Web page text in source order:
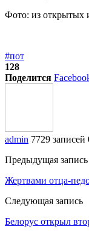
Фото: из открытых
#пот
128
Поделится
admin 7729 записей
Предыдущая запись
Жертвами отца-
Следующая запись
Белорус открыл